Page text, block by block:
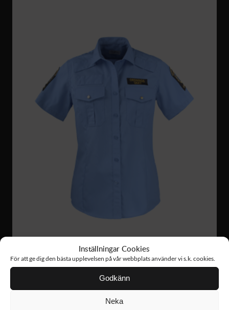
Inställningar Cookies
För att ge dig den bästa upplevelsen på vår webbplats använder vi s.k. cookies.
Godkänn
Neka